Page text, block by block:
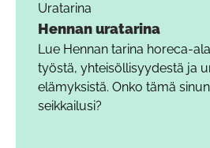
Uratarina
Hennan uratarina
Lue Hennan tarina horeca-
työstä, yhteisöllisyydestä ja
elämyksistä. Onko tämä
seikkailusi?